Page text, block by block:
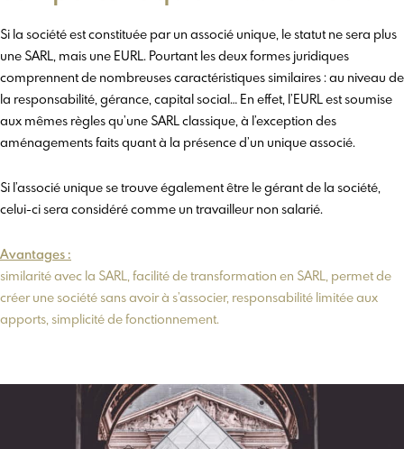
Si la société est constituée par un associé unique, le statut ne sera plus
une SARL, mais une EURL. Pourtant les deux formes juridiques
comprennent de nombreuses caractéristiques similaires : au niveau de
la responsabilité, gérance, capital social… En effet, l’EURL est soumise
aux mêmes règles qu’une SARL classique, à l’exception des
aménagements faits quant à la présence d’un unique associé.
Si l’associé unique se trouve également être le gérant de la société,
celui-ci sera considéré comme un travailleur non salarié.
Avantages :
similarité avec la SARL, facilité de transformation en SARL, permet de
créer une société sans avoir à s’associer, responsabilité limitée aux
apports, simplicité de fonctionnement.